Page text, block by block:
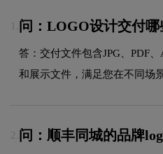
问：LOGO设计交付哪
答：交付文件包含JPG、PDF
和展示文件，满足您在不同场
2. 问：顺丰同城的品牌